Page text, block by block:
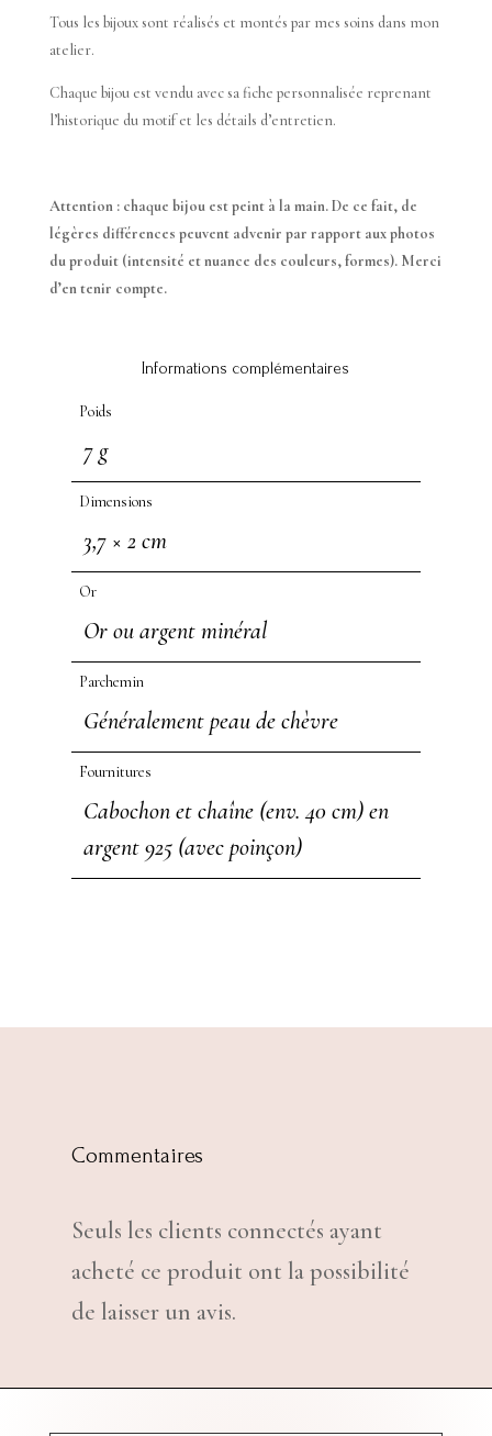
Tous les bijoux sont réalisés et montés par mes soins dans mon
atelier.
Chaque bijou est vendu avec sa fiche personnalisée reprenant
l’historique du motif et les détails d’entretien.
Attention : chaque bijou est peint à la main. De ce fait, de
légères différences peuvent advenir par rapport aux photos
du produit (intensité et nuance des couleurs, formes). Merci
d’en tenir compte.
Informations complémentaires
Poids
7 g
Dimensions
3,7 × 2 cm
Or
Or ou argent minéral
Parchemin
Généralement peau de chèvre
Fournitures
Cabochon et chaîne (env. 40 cm) en
argent 925 (avec poinçon)
Commentaires
Seuls les clients connectés ayant
acheté ce produit ont la possibilité
de laisser un avis.